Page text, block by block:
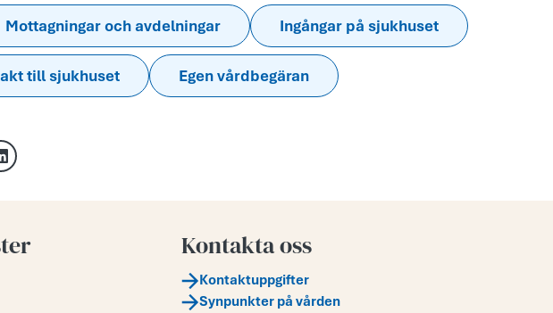
Mottagningar och avdelningar Ingångar på sjukhuset
till sjukhuset Egen vårdbegäran
X
Dela på LinkedIn
Kontakta oss
Kontaktuppgifter
Synpunkter på vården